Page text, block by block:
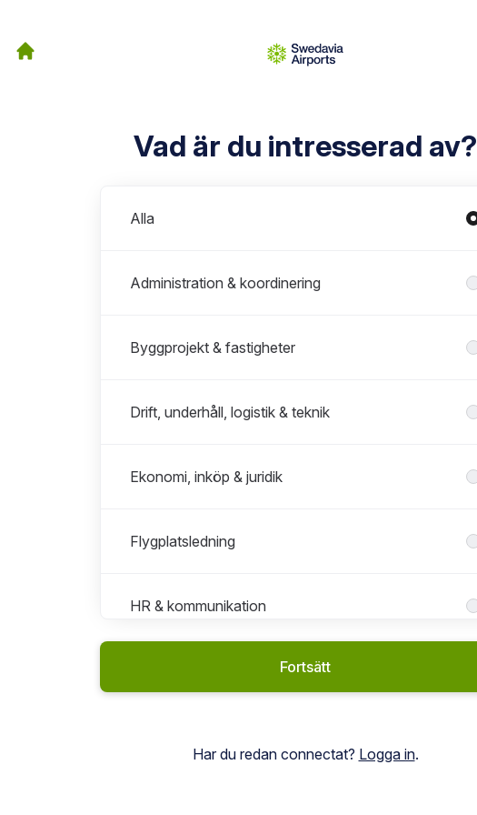
Vad är du intresserad av?
Alla
Administration & koordinering
Byggprojekt & fastigheter
Drift, underhåll, logistik & teknik
Ekonomi, inköp & juridik
Flygplatsledning
HR & kommunikation
Fortsätt
Har du redan connectat? Logga in.